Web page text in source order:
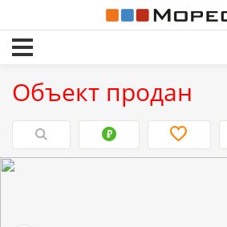
Объект продан